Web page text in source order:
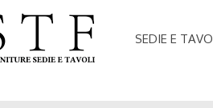
SEDIE E